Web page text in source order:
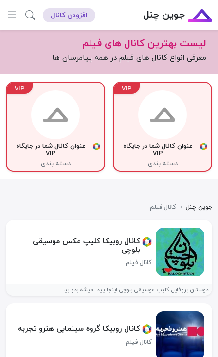
جوین چنل افزودن کانال
لیست بهترین کانال های فیلم
معرفی انواع کانال های فیلم در همه پیامرسان ها
VIP
عنوان کانال شما در جایگاه
VIP
دسته بندی
VIP
عنوان کانال شما در جایگاه
VIP
دسته بندی
جوین چنل › کانال فیلم
کانال روبیکا کلیپ عکس موسیقی
بلوچی
کانال فیلم
دوستان پروفایل کلیپ موسیقی بلوچی اینجا پیدا میشه بدو بیا
کانال روبیکا گروه سینمایی هنرو تجربه
کانال فیلم